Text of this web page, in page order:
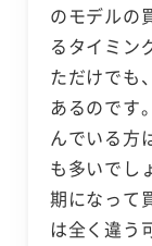
のモデルの
るタイミン
ただけでも
あるのです
んでいる方
も多いでし
期になって
は全く違う